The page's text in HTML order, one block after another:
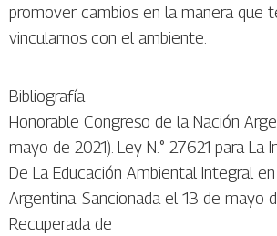
promover cambios en la manera que
vincularnos con el ambiente.
Bibliografía
Honorable Congreso de la Nación
mayo de 2021). Ley N.° 27621 para La
De La Educación Ambiental Integral
Argentina. Sancionada el 13 de mayo
Recuperada de